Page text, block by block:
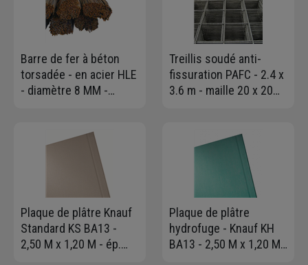
Barre de fer à béton
torsadée - en acier HLE
- diamètre 8 MM -
Treillis soudé anti-
fissuration PAFC - 2.4 x
3.6 m - maille 20 x 20
Plaque de plâtre Knauf
Standard KS BA13 -
2,50 M x 1,20 M - ép.
Plaque de plâtre
hydrofuge - Knauf KH
BA13 - 2,50 M x 1,20 M -